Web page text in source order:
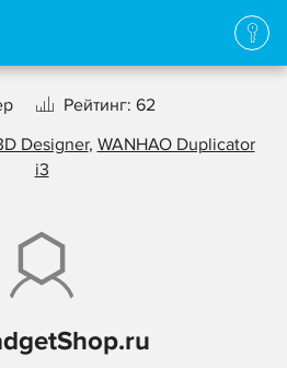
Рейтинг: 62
Designer, WANHAO Duplicator
i3